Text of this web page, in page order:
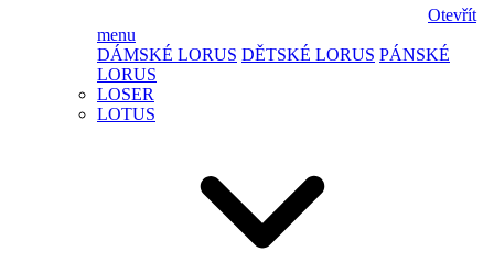
Otevřít
menu
DÁMSKÉ LORUS DĚTSKÉ LORUS PÁNSKÉ
LORUS
LOSER
LOTUS